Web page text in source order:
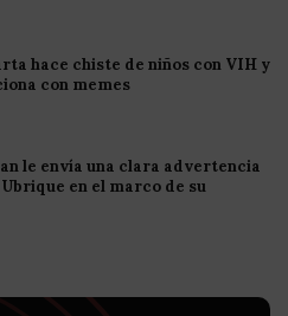
hace chiste de niños con VIH y
con memes
le envía una clara advertencia
en el marco de su